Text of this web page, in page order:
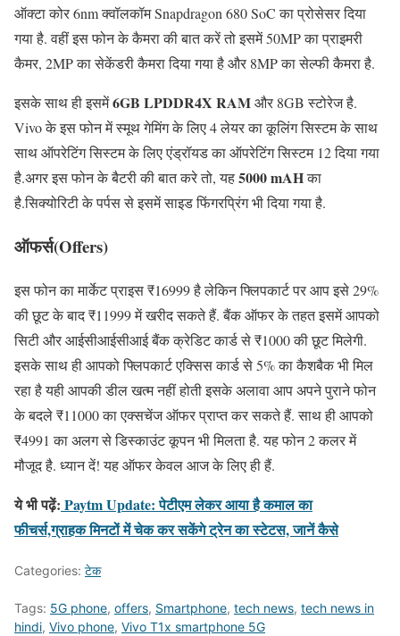
ऑक्टा कोर 6nm क्वॉलकॉम Snapdragon 680 SoC का प्रोसेसर दिया
गया है. वहीं इस फोन के कैमरा की बात करें तो इसमें 50MP का प्राइमरी
कैमर, 2MP का सेकेंडरी कैमरा दिया गया है और 8MP का सेल्फी कैमरा है.
इसके साथ ही इसमें6GB LPDDR4X RAMऔर 8GB स्टोरेज है.
Vivo के इस फोन में स्मूथ गेमिंग के लिए 4 लेयर का कूलिंग सिस्टम के साथ
साथ ऑपरेटिंग सिस्टम के लिए एंड्रॉयड का ऑपरेटिंग सिस्टम 12 दिया गया
है.अगर इस फोन के बैटरी की बात करे तो, यह5000 mAHका
है.सिक्योरिटी के पर्पस से इसमें साइड फिंगरप्रिंग भी दिया गया है.
ऑफर्स(Offers)
इस फोन का मार्केट प्राइस ₹16999 है लेकिन फ्लिपकार्ट पर आप इसे 29%
की छूट के बाद ₹11999 में खरीद सकते हैं. बैंक ऑफर के तहत इसमें आपको
सिटी और आईसीआईसीआई बैंक क्रेडिट कार्ड से ₹1000 की छूट मिलेगी.
इसके साथ ही आपको फ्लिपकार्ट एक्सिस कार्ड से 5% का कैशबैक भी मिल
रहा है यही आपकी डील खत्म नहीं होती इसके अलावा आप अपने पुराने फोन
के बदले ₹11000 का एक्सचेंज ऑफर प्राप्त कर सकते हैं. साथ ही आपको
₹4991 का अलग से डिस्काउंट कूपन भी मिलता है. यह फोन 2 कलर में
मौजूद है. ध्यान दें! यह ऑफर केवल आज के लिए ही हैं.
ये भी पढ़ें: Paytm Update: पेटीएम लेकर आया है कमाल का
फीचर्स,ग्राहक मिनटों में चेक कर सकेंगे ट्रेन का स्टेटस, जानें कैसे
Categories: टेक
Tags: 5G phone, offers, Smartphone, tech news, tech news in
hindi, Vivo phone, Vivo T1x smartphone 5G